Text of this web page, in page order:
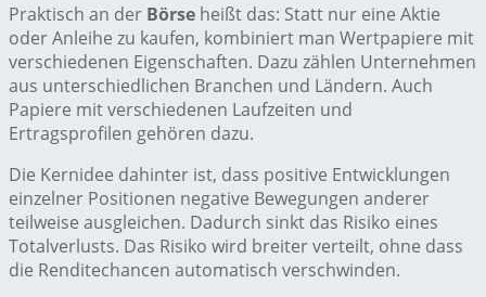
Praktisch an der Börse heißt das: Statt nur eine Aktie
oder Anleihe zu kaufen, kombiniert man Wertpapiere mit
verschiedenen Eigenschaften. Dazu zählen Unternehmen
aus unterschiedlichen Branchen und Ländern. Auch
Papiere mit verschiedenen Laufzeiten und
Ertragsprofilen gehören dazu.
Die Kernidee dahinter ist, dass positive Entwicklungen
einzelner Positionen negative Bewegungen anderer
teilweise ausgleichen. Dadurch sinkt das Risiko eines
Totalverlusts. Das Risiko wird breiter verteilt, ohne dass
die Renditechancen automatisch verschwinden.